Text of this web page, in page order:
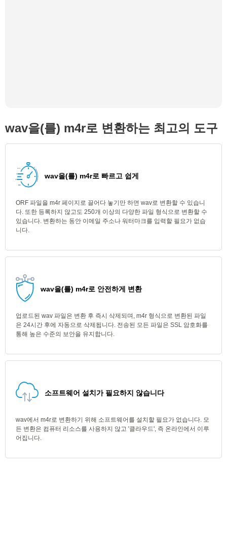
wav을(를) m4r로 변환하는 최고의 도구
wav을(를) m4r로 빠르고 쉽게
ORF 파일을 m4r 페이지로 끌어다 놓기만 하면 wav로 변환할 수 있습니
다. 또한 등록하지 않고도 250개 이상의 다양한 파일 형식으로 변환할 수
있습니다. 변환하는 동안 이메일 주소나 워터마크를 입력할 필요가 없습
니다.
wav을(를) m4r로 안전하게 변환
업로드된 wav 파일은 변환 후 즉시 삭제되며, m4r 형식으로 변환된 파일
은 24시간 후에 자동으로 삭제됩니다. 전송된 모든 파일은 SSL 암호화를
통해 높은 수준의 보안을 유지합니다.
소프트웨어 설치가 필요하지 않습니다
wav에서 m4r로 변환하기 위해 소프트웨어를 설치할 필요가 없습니다. 모
든 변환은 컴퓨터 리소스를 사용하지 않고 '클라우드', 즉 온라인에서 이루
어집니다.